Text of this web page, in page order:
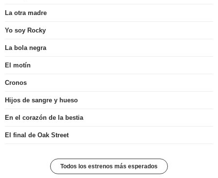
La otra madre
Yo soy Rocky
La bola negra
El motín
Cronos
Hijos de sangre y hueso
En el corazón de la bestia
El final de Oak Street
Todos los estrenos más esperados